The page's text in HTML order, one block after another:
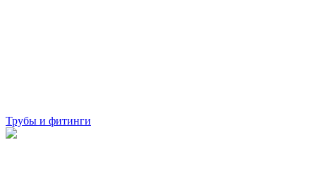
Трубы и фитинги